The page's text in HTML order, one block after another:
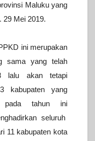
Maluku yang
29 Mei 2019.
ini merupakan
sama yang telah
lalu akan tetapi
kabupaten yang
pada tahun ini
seluruh
11 kabupaten kota